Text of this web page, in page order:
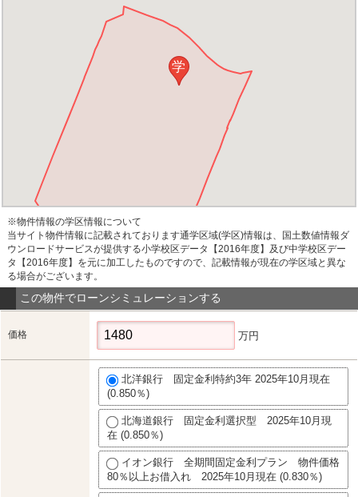
学
※物件情報の学区情報について
当サイト物件情報に記載されております通学区域(学区)情報は、国土数値情報ダ
ウンロードサービスが提供する小学校区データ【2016年度】及び中学校区デー
タ【2016年度】を元に加工したものですので、記載情報が現在の学区域と異な
る場合がございます。
この物件でローンシミュレーションする
価格 万円
北洋銀行 固定金利特約3年 2025年10月現在
(0.850％)
北海道銀行 固定金利選択型 2025年10月現
在 (0.850％)
イオン銀行 全期間固定金利プラン 物件価格
80％以上お借入れ 2025年10月現在 (0.830％)